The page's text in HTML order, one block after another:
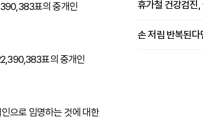
표의 중개인
표의 중개인
으로 임명하는 것에 대한